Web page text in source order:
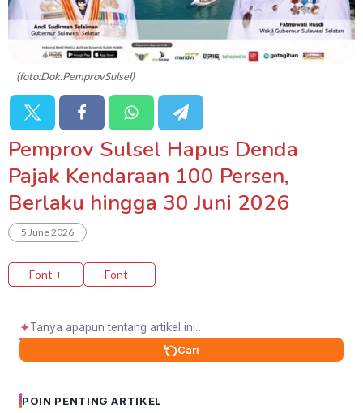
(foto:Dok.PemprovSulsel)
Pemprov Sulsel Hapus Denda
Pajak Kendaraan 100 Persen,
Berlaku hingga 30 Juni 2026
5 June 2026
Font + Font -
✦
Cari
POIN PENTING ARTIKEL